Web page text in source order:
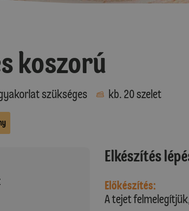
koszorú
szükséges kb. 20 szelet
Elkészítés
Előkészítés:
A tejet